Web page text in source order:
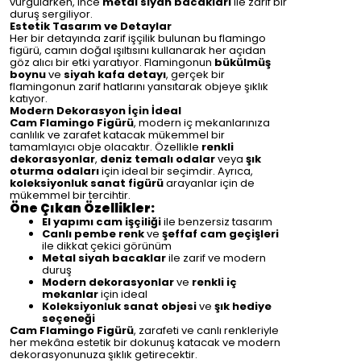
duruş sergiliyor.
Estetik Tasarım ve Detaylar
Her bir detayında zarif işçilik bulunan bu flamingo
figürü, camın doğal ışıltısını kullanarak her açıdan
göz alıcı bir etki yaratıyor. Flamingonun bükülmüş
boynuve siyah kafa detayı, gerçek bir
flamingonun zarif hatlarını yansıtarak objeye şıklık
katıyor.
Modern Dekorasyon İçin İdeal
Cam Flamingo Figürü, modern iç mekanlarınıza
canlılık ve zarafet katacak mükemmel bir
tamamlayıcı obje olacaktır. Özellikle renkli
dekorasyonlar, deniz temalı odalarveya şık
oturma odalarıiçin ideal bir seçimdir. Ayrıca,
koleksiyonluk sanat figürüarayanlar için de
mükemmel bir tercihtir.
Öne Çıkan Özellikler:
El yapımı cam işçiliğiile benzersiz tasarım
Canlı pembe renkve şeffaf cam geçişleri
ile dikkat çekici görünüm
Metal siyah bacaklarile zarif ve modern
duruş
Modern dekorasyonlarve renkli iç
mekanlariçin ideal
Koleksiyonluk sanat objesive şık hediye
seçeneği
Cam Flamingo Figürü, zarafeti ve canlı renkleriyle
her mekâna estetik bir dokunuş katacak ve modern
dekorasyonunuza şıklık getirecektir.